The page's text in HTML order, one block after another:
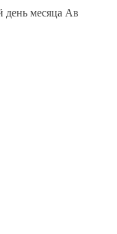
день месяца Ав